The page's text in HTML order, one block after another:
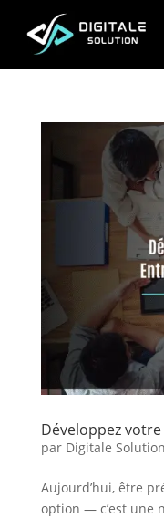
Développez
par Digitale Solution
Aujourd’hui, être
option — c’est une